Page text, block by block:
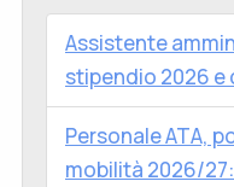
Assistente
stipendio 2026 e
Personale ATA,
mobilità 2026/